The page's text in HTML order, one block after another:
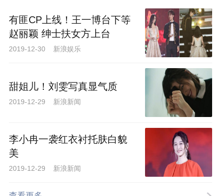
有匪CP上线！王一博台下等
赵丽颖 绅士扶女方上台
2019-12-30 新浪娱乐
甜姐儿！刘雯写真显气质
2019-12-29 新浪新闻
李小冉一袭红衣衬托肤白貌
美
2019-12-29 新浪新闻